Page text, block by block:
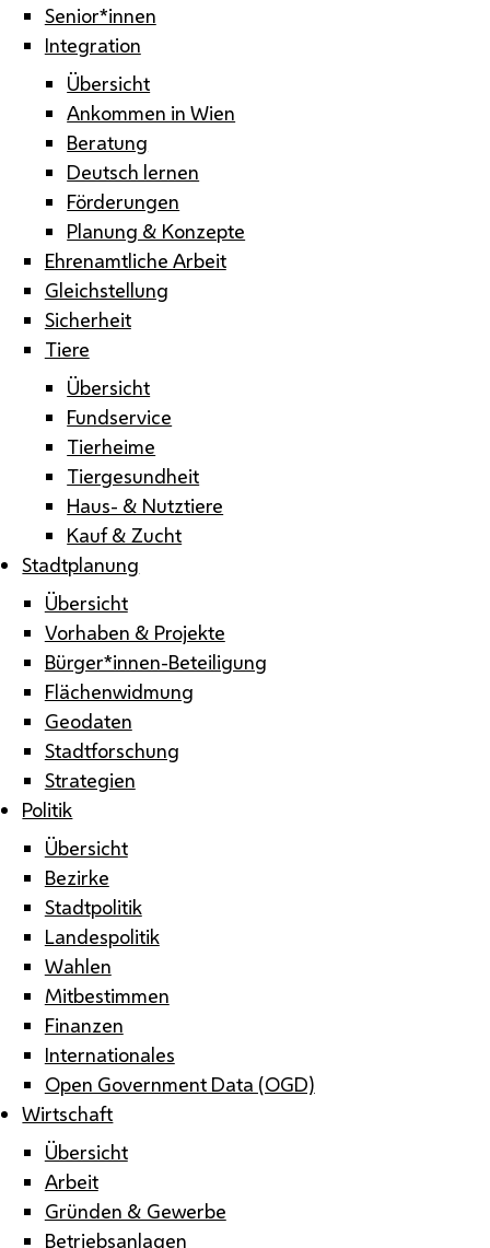
Senior*innen
Integration
Übersicht
Ankommen in Wien
Beratung
Deutsch lernen
Förderungen
Planung & Konzepte
Ehrenamtliche Arbeit
Gleichstellung
Sicherheit
Tiere
Übersicht
Fundservice
Tierheime
Tiergesundheit
Haus- & Nutztiere
Kauf & Zucht
Stadtplanung
Übersicht
Vorhaben & Projekte
Bürger*innen-Beteiligung
Flächenwidmung
Geodaten
Stadtforschung
Strategien
Politik
Übersicht
Bezirke
Stadtpolitik
Landespolitik
Wahlen
Mitbestimmen
Finanzen
Internationales
Open Government Data (OGD)
Wirtschaft
Übersicht
Arbeit
Gründen & Gewerbe
Betriebsanlagen